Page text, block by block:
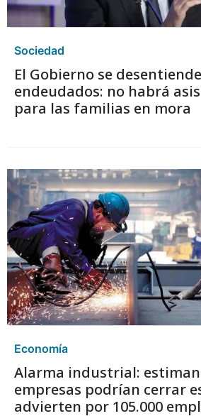
Sociedad
El Gobierno se
endeudados: no habrá
para las familias en mora
Economía
Alarma industrial: estiman
empresas podrían cerrar
advierten por 105.000